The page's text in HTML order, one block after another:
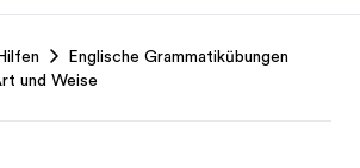
Englische Grammatikübungen
und Weise